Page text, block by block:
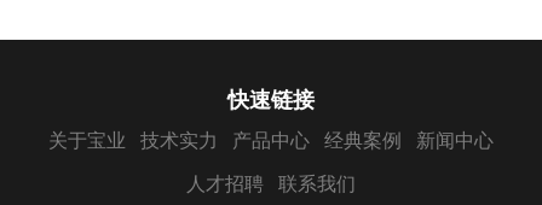
快速链接
关于宝业 技术实力 产品中心 经典案例 新闻中心
人才招聘 联系我们